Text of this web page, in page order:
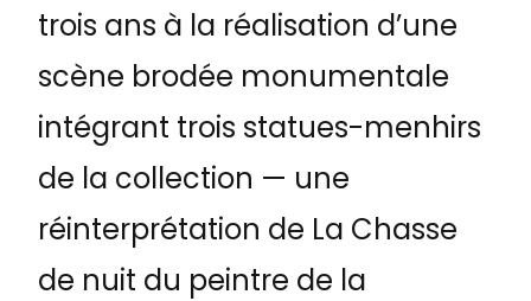
trois ans à la réalisation d’une
scène brodée monumentale
intégrant trois statues-menhirs
de la collection — une
réinterprétation de La Chasse
de nuit du peintre de la